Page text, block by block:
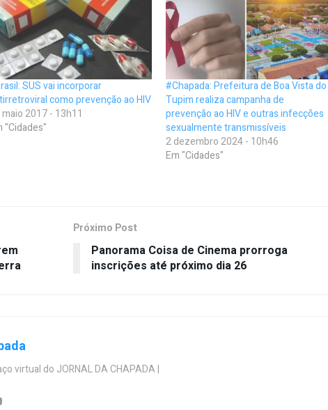
SUS vai incorporar
como prevenção ao HIV
2017 - 13h11
"Cidades"
#Chapada: Prefeitura de Boa Vista do
Tupim realiza campanha de
prevenção ao HIV e outras infecções
sexualmente transmissíveis
2 dezembro 2024 - 10h46
Em "Cidades"
Próximo Post
Panorama Coisa de Cinema prorroga
inscrições até próximo dia 26
virtual do JORNAL DA CHAPADA |